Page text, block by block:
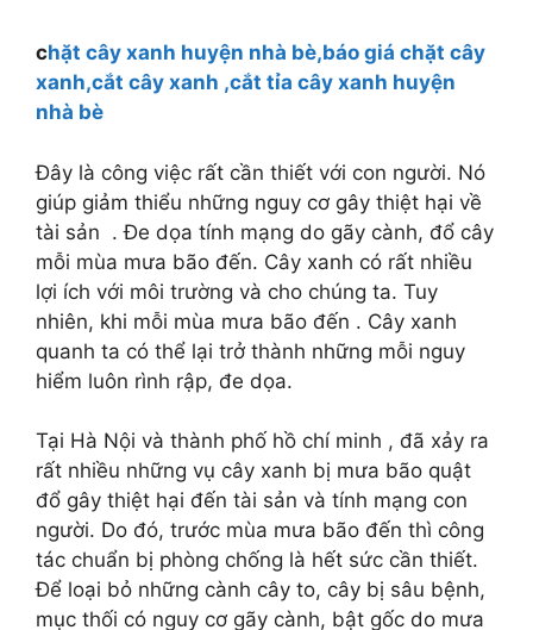
chặt cây xanh huyện nhà bè,báo giá chặt cây
xanh,cắt cây xanh ,cắt tỉa cây xanh huyện
nhà bè
Đây là công việc rất cần thiết với con người. Nó
giúp giảm thiểu những nguy cơ gây thiệt hại về
tài sản . Đe dọa tính mạng do gãy cành, đổ cây
mỗi mùa mưa bão đến. Cây xanh có rất nhiều
lợi ích với môi trường và cho chúng ta. Tuy
nhiên, khi mỗi mùa mưa bão đến . Cây xanh
quanh ta có thể lại trở thành những mỗi nguy
hiểm luôn rình rập, đe dọa.
Tại Hà Nội và thành phố hồ chí minh , đã xảy ra
rất nhiều những vụ cây xanh bị mưa bão quật
đổ gây thiệt hại đến tài sản và tính mạng con
người. Do đó, trước mùa mưa bão đến thì công
tác chuẩn bị phòng chống là hết sức cần thiết.
Để loại bỏ những cành cây to, cây bị sâu bệnh,
mục thối có nguy cơ gãy cành, bật gốc do mưa